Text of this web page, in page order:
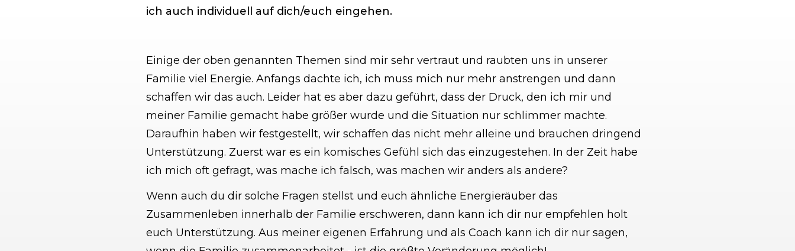
ich auch individuell auf dich/euch eingehen.
Einige der oben genannten Themen sind mir sehr vertraut und raubten uns in unserer
Familie viel Energie. Anfangs dachte ich, ich muss mich nur mehr anstrengen und dann
schaffen wir das auch. Leider hat es aber dazu geführt, dass der Druck, den ich mir und
meiner Familie gemacht habe größer wurde und die Situation nur schlimmer machte.
Daraufhin haben wir festgestellt, wir schaffen das nicht mehr alleine und brauchen dringend
Unterstützung. Zuerst war es ein komisches Gefühl sich das einzugestehen. In der Zeit habe
ich mich oft gefragt, was mache ich falsch, was machen wir anders als andere?
Wenn auch du dir solche Fragen stellst und euch ähnliche Energieräuber das
Zusammenleben innerhalb der Familie erschweren, dann kann ich dir nur empfehlen holt
euch Unterstützung. Aus meiner eigenen Erfahrung und als Coach kann ich dir nur sagen,